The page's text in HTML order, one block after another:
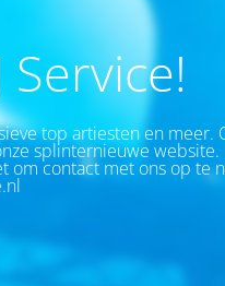
top artiesten en meer.
splinternieuwe website.
om contact met ons op te